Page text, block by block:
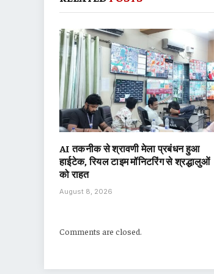
AI तकनीक से श्रावणी मेला प्रबंधन हुआ
हाईटेक, रियल टाइम मॉनिटरिंग से श्रद्धालुओं
को राहत
August 8, 2026
Comments are closed.